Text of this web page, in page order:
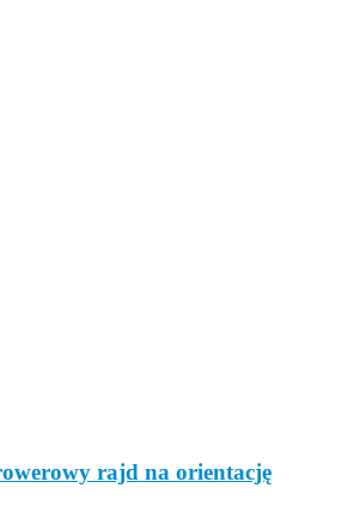
rajd na orientację